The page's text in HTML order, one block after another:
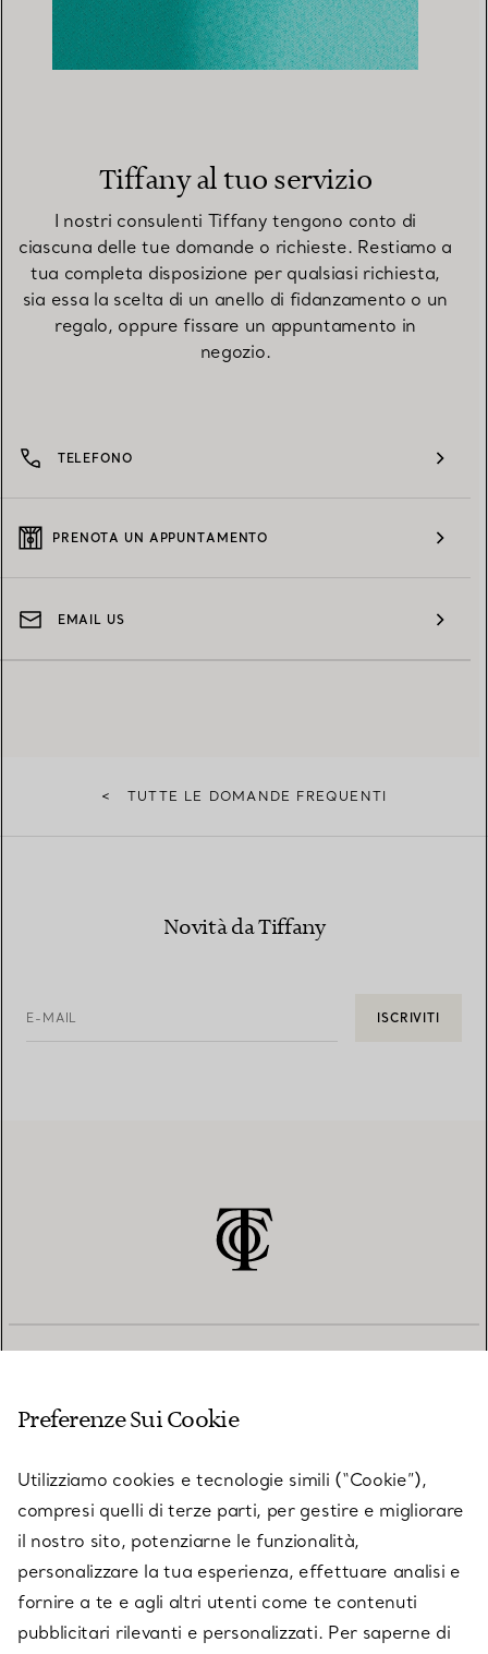
Tiffany al tuo servizio
I nostri consulenti Tiffany tengono conto di
ciascuna delle tue domande o richieste. Restiamo a
tua completa disposizione per qualsiasi richiesta,
sia essa la scelta di un anello di fidanzamento o un
regalo, oppure fissare un appuntamento in
negozio.
TELEFONO
PRENOTA UN APPUNTAMENTO
EMAIL US
< TUTTE LE DOMANDE FREQUENTI
Novità da Tiffany
E-MAIL ISCRIVITI
SU TIFFANY & CO.
LEGALE
Preferenze Sui Cookie
Utilizziamo cookies e tecnologie simili (“Cookie”),
compresi quelli di terze parti, per gestire e migliorare
il nostro sito, potenziarne le funzionalità,
personalizzare la tua esperienza, effettuare analisi e
fornire a te e agli altri utenti come te contenuti
pubblicitari rilevanti e personalizzati. Per saperne di